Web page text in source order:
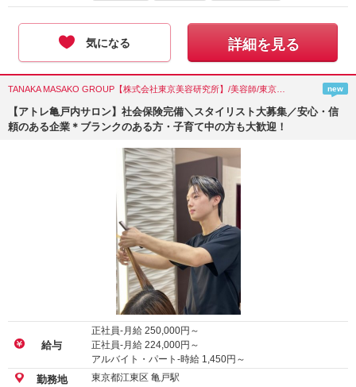
気になる 詳細を見る
new
【アトレ亀戸内サロン】社会保険完備＼スタイリスト大募集／安心・信
頼のある企業＊ブランクのある方・子育て中の方も大歓迎！
給与
正社員-月給 250,000円～
正社員-月給 224,000円～
アルバイト・パート-時給 1,450円～
勤務地 東京都江東区 亀戸駅